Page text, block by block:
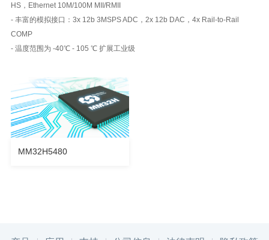
HS，Ethernet 10M/100M MII/RMII
- 丰富的模拟接口：3x 12b 3MSPS ADC，2x 12b DAC，4x Rail-to-Rail
COMP
- 温度范围为 -40℃ - 105 ℃ 扩展工业级
MM32H5480